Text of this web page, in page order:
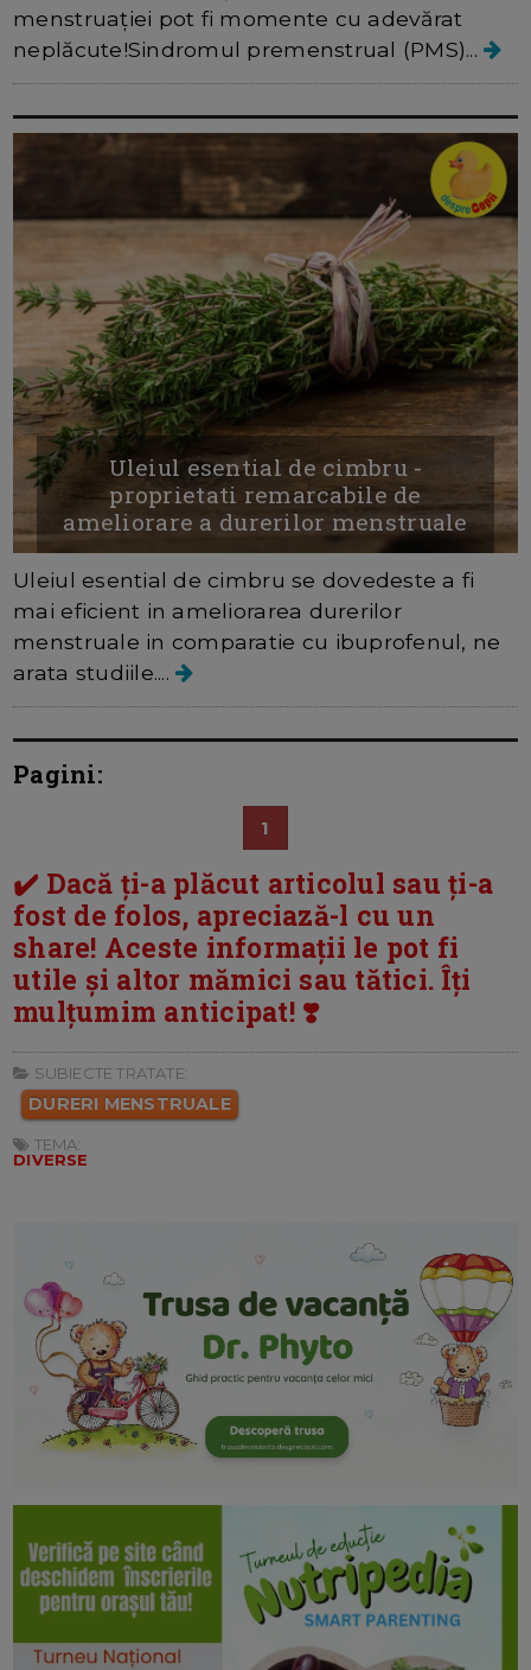
menstruației pot fi momente cu adevărat
neplăcute!Sindromul premenstrual (PMS)...
Uleiul esential de cimbru -
proprietati remarcabile de
ameliorare a durerilor menstruale
Uleiul esential de cimbru se dovedeste a fi
mai eficient in ameliorarea durerilor
menstruale in comparatie cu ibuprofenul, ne
arata studiile....
Pagini:
1
✔️ Dacă ți-a plăcut articolul sau ți-a
fost de folos, apreciază-l cu un
share! Aceste informații le pot fi
utile și altor mămici sau tătici. Îți
mulțumim anticipat! ❣️
SUBIECTE TRATATE:
DURERI MENSTRUALE
TEMA:
DIVERSE